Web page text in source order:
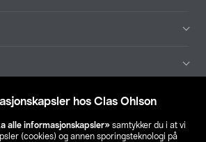
hos Clas Ohlson
alle informasjonskapsler» samtykker du i at vi
(cookies) og annen sporingsteknologi på
Finn din butikk